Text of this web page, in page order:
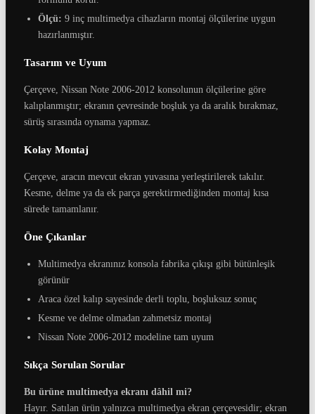
Ölçü: 9 inç multimedya cihazların montaj ölçülerine uygun
hazırlanmıştır.
Tasarım ve Uyum
Çerçeve, Nissan Note 2006-2012 konsolunun ölçülerine göre
kalıplanmıştır; ekranın çevresinde boşluk ya da aralık bırakmaz,
sürüş sırasında oynama yapmaz.
Kolay Montaj
Çerçeve, aracın mevcut ekran yuvasına yerleştirilerek takılır.
Kesme, delme ya da ek parça gerektirmediğinden montaj kısa
sürede tamamlanır.
Öne Çıkanlar
Multimedya ekranınız konsola fabrika çıkışı gibi bütünleşik
görünür
Araca özel kalıp sayesinde derli toplu, boşluksuz sonuç
Kesme ve delme olmadan zahmetsiz montaj
Nissan Note 2006-2012 modeline tam uyum
Sıkça Sorulan Sorular
Bu ürüne multimedya ekranı dâhil mi?
Hayır. Satılan ürün yalnızca multimedya ekran çerçevesidir; ekran